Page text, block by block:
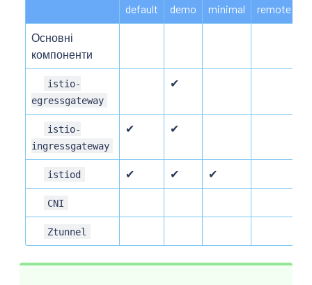
default demo minimal remote
Основні
компоненти
istio-
egressgateway
✔
istio-
ingressgateway
✔ ✔
istiod ✔ ✔ ✔
CNI
Ztunnel